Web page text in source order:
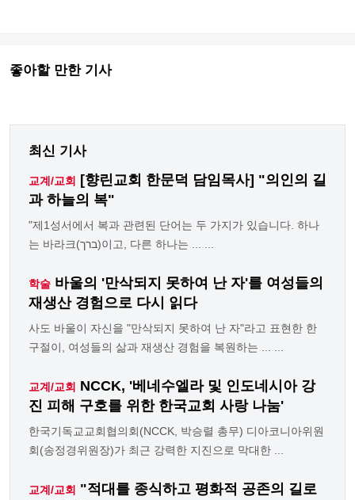
좋아할 만한 기사
최신 기사
교계/교회
[향린교회 한문덕 담임목사] "의인의 길
과 하늘의 복"
"제1성서에서 복과 관련된 단어는 두 가지가 있습니다. 하나
는 바라크(ברך)이고, 다른 하나는 ... ...
학술 바울의 '만삭되지 못하여 난 자'를 여성들의
재생산 경험으로 다시 읽다
사도 바울이 자신을 "만삭되지 못하여 난 자"라고 표현한 한
구절이, 여성들의 삶과 재생산 경험을 복원하는 ... ...
교계/교회 NCCK, '베네수엘라 및 인도네시아 강
진 피해 구호를 위한 한국교회 사랑 나눔'
한국기독교교회협의회(NCCK, 박승렬 총무) 디아코니아위원
회(송정경위원장)가 최근 강력한 지진으로 막대한 ...
교계/교회 "적대를 종식하고 평화적 공존의 길로